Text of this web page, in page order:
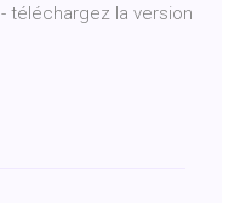
- téléchargez la version